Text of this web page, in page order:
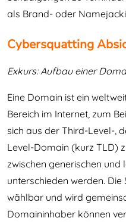
als Brand- oder
Cybersquatting
Exkurs: Aufbau einer
Eine Domain ist ein
Bereich im Internet, zum
sich aus der Third-Level-,
Level-Domain (kurz TLD)
zwischen generischen
unterschieden werden.
wählbar und wird
Domaininhaber können